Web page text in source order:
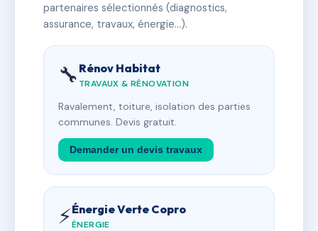
partenaires sélectionnés (diagnostics,
assurance, travaux, énergie…).
🔧 Rénov Habitat
TRAVAUX & RÉNOVATION
Ravalement, toiture, isolation des parties
communes. Devis gratuit.
Demander un devis travaux
⚡Énergie Verte Copro
ÉNERGIE